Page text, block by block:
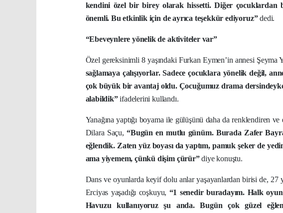
kendini özel bir birey olarak hissetti. Diğer çocuklardan
önemli. Bu etkinlik için de ayrıca teşekkür ediyoruz”dedi.
“Ebeveynlere yönelik de aktiviteler var”
Özel gereksinimli 8 yaşındaki Furkan Eymen’in annesi Şeyma
sağlamaya çalışıyorlar. Sadece çocuklara yönelik değil,
çok büyük bir avantaj oldu. Çocuğumuz drama
alabildik”ifadelerini kullandı.
Yanağına yaptığı boyama ile gülüşünü daha da renklendiren
Dilara Saçu,“Bugün en mutlu günüm. Burada Zafer
eğlendik. Zaten yüz boyası da yaptım, pamuk şeker de
ama yiyemem, çünkü dişim çürür”diye konuştu.
Dans ve oyunlarda keyif dolu anlar yaşayanlardan birisi de,
Erciyas yaşadığı coşkuyu, “1 senedir buradayım. Halk
Havuzu kullanıyoruz şu anda. Bugün çok güzel